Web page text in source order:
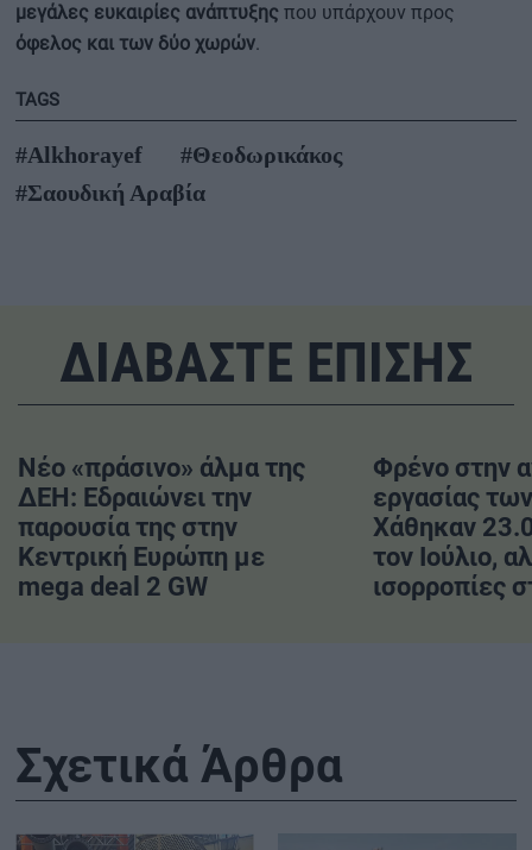
μεγάλες ευκαιρίες ανάπτυξης που υπάρχουν προς
όφελος και των δύο χωρών.
TAGS
#Alkhorayef
#Θεοδωρικάκος
#Σαουδική Αραβία
ΔΙΑΒΑΣΤΕ ΕΠΙΣΗΣ
Νέο «πράσινο» άλμα της
ΔΕΗ: Εδραιώνει την
παρουσία της στην
Κεντρική Ευρώπη με
mega deal 2 GW
Φρένο στην
εργασίας
Χάθηκαν
τον Ιούλιο,
ισορροπίες
Σχετικά Άρθρα